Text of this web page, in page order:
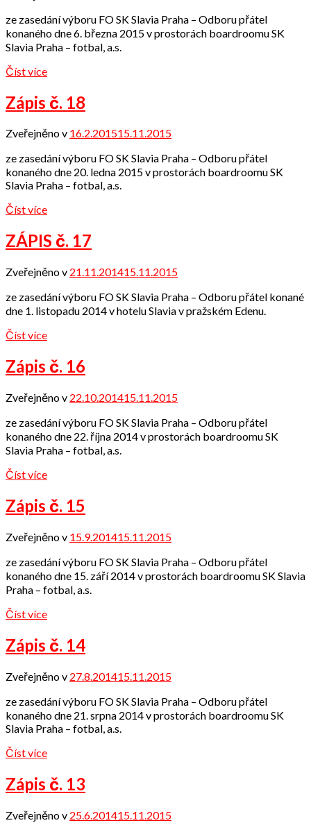
ze zasedání výboru FO SK Slavia Praha – Odboru přátel
konaného dne 6. března 2015 v prostorách boardroomu SK
Slavia Praha – fotbal, a.s.
Číst více
Zápis č. 18
Zveřejněno v 16.2.201515.11.2015
ze zasedání výboru FO SK Slavia Praha – Odboru přátel
konaného dne 20. ledna 2015 v prostorách boardroomu SK
Slavia Praha – fotbal, a.s.
Číst více
ZÁPIS č. 17
Zveřejněno v 21.11.201415.11.2015
ze zasedání výboru FO SK Slavia Praha – Odboru přátel konané
dne 1. listopadu 2014 v hotelu Slavia v pražském Edenu.
Číst více
Zápis č. 16
Zveřejněno v 22.10.201415.11.2015
ze zasedání výboru FO SK Slavia Praha – Odboru přátel
konaného dne 22. října 2014 v prostorách boardroomu SK
Slavia Praha – fotbal, a.s.
Číst více
Zápis č. 15
Zveřejněno v 15.9.201415.11.2015
ze zasedání výboru FO SK Slavia Praha – Odboru přátel
konaného dne 15. září 2014 v prostorách boardroomu SK Slavia
Praha – fotbal, a.s.
Číst více
Zápis č. 14
Zveřejněno v 27.8.201415.11.2015
ze zasedání výboru FO SK Slavia Praha – Odboru přátel
konaného dne 21. srpna 2014 v prostorách boardroomu SK
Slavia Praha – fotbal, a.s.
Číst více
Zápis č. 13
Zveřejněno v 25.6.201415.11.2015